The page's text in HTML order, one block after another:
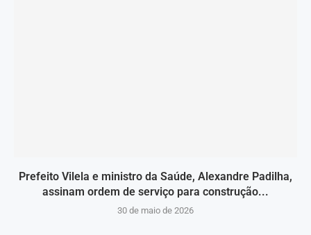
Prefeito Vilela e ministro da Saúde, Alexandre Padilha,
assinam ordem de serviço para construção...
30 de maio de 2026